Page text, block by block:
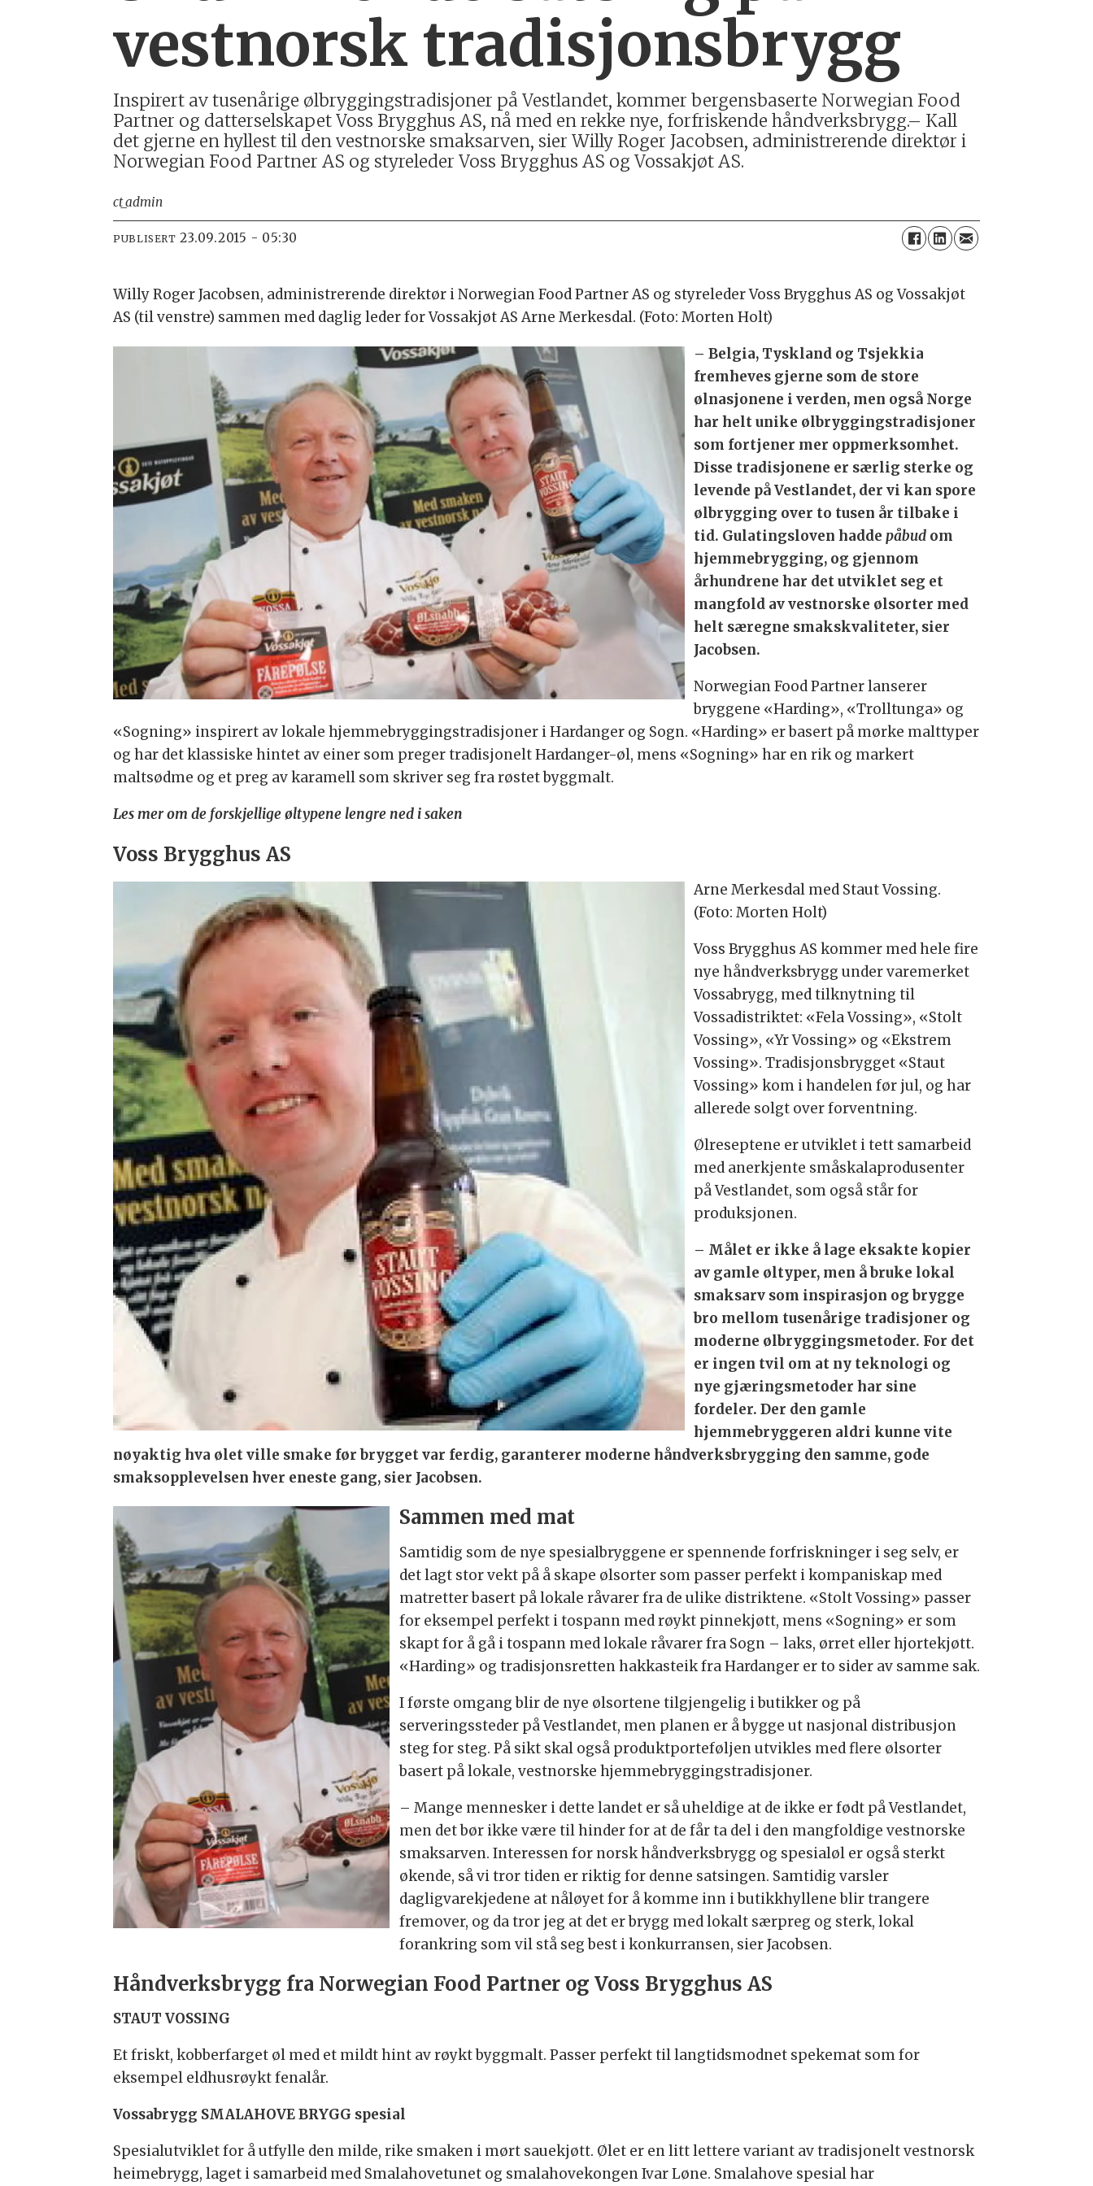
vestnorsk tradisjonsbrygg
Inspirert av tusenårige ølbryggingstradisjoner på Vestlandet, kommer bergensbaserte Norwegian Food
Partner og datterselskapet Voss Brygghus AS, nå med en rekke nye, forfriskende håndverksbrygg.– Kall
det gjerne en hyllest til den vestnorske smaksarven, sier Willy Roger Jacobsen, administrerende direktør i
Norwegian Food Partner AS og styreleder Voss Brygghus AS og Vossakjøt AS.
ct_admin
PUBLISERT 23.09.2015 - 05:30
Willy Roger Jacobsen, administrerende direktør i Norwegian Food Partner AS og styreleder Voss Brygghus AS og Vossakjøt
AS (til venstre) sammen med daglig leder for Vossakjøt AS Arne Merkesdal. (Foto: Morten Holt)
– Belgia, Tyskland og Tsjekkia
fremheves gjerne som de store
ølnasjonene i verden, men også Norge
har helt unike ølbryggingstradisjoner
som fortjener mer oppmerksomhet.
Disse tradisjonene er særlig sterke og
levende på Vestlandet, der vi kan spore
ølbrygging over to tusen år tilbake i
tid. Gulatingsloven haddepåbud om
hjemmebrygging, og gjennom
århundrene har det utviklet seg et
mangfold av vestnorske ølsorter med
helt særegne smakskvaliteter, sier
Jacobsen.
Norwegian Food Partner lanserer
bryggene «Harding», «Trolltunga» og
«Sogning» inspirert av lokale hjemmebryggingstradisjoner i Hardanger og Sogn. «Harding» er basert på mørke malttyper
og har det klassiske hintet av einer som preger tradisjonelt Hardanger-øl, mens «Sogning» har en rik og markert
maltsødme og et preg av karamell som skriver seg fra røstet byggmalt.
Les mer om de forskjellige øltypene lengre ned i saken
Voss Brygghus AS
Arne Merkesdal med Staut Vossing.
(Foto: Morten Holt)
Voss Brygghus AS kommer med hele fire
nye håndverksbrygg under varemerket
Vossabrygg, med tilknytning til
Vossadistriktet: «Fela Vossing», «Stolt
Vossing», «Yr Vossing» og «Ekstrem
Vossing». Tradisjonsbrygget «Staut
Vossing» kom i handelen før jul, og har
allerede solgt over forventning.
Ølreseptene er utviklet i tett samarbeid
med anerkjente småskalaprodusenter
på Vestlandet, som også står for
produksjonen.
– Målet er ikke å lage eksakte kopier
av gamle øltyper, men å bruke lokal
smaksarv som inspirasjon og brygge
bro mellom tusenårige tradisjoner og
moderne ølbryggingsmetoder. For det
er ingen tvil om at ny teknologi og
nye gjæringsmetoder har sine
fordeler. Der den gamle
hjemmebryggeren aldri kunne vite
nøyaktig hva ølet ville smake før brygget var ferdig, garanterer moderne håndverksbrygging den samme, gode
smaksopplevelsen hver eneste gang, sier Jacobsen.
Sammen med mat
Samtidig som de nye spesialbryggene er spennende forfriskninger i seg selv, er
det lagt stor vekt på å skape ølsorter som passer perfekt i kompaniskap med
matretter basert på lokale råvarer fra de ulike distriktene. «Stolt Vossing» passer
for eksempel perfekt i tospann med røykt pinnekjøtt, mens «Sogning» er som
skapt for å gå i tospann med lokale råvarer fra Sogn – laks, ørret eller hjortekjøtt.
«Harding» og tradisjonsretten hakkasteik fra Hardanger er to sider av samme sak.
I første omgang blir de nye ølsortene tilgjengelig i butikker og på
serveringssteder på Vestlandet, men planen er å bygge ut nasjonal distribusjon
steg for steg. På sikt skal også produktporteføljen utvikles med flere ølsorter
basert på lokale, vestnorske hjemmebryggingstradisjoner.
– Mange mennesker i dette landet er så uheldige at de ikke er født på Vestlandet,
men det bør ikke være til hinder for at de får ta del i den mangfoldige vestnorske
smaksarven. Interessen for norsk håndverksbrygg og spesialøl er også sterkt
økende, så vi tror tiden er riktig for denne satsingen. Samtidig varsler
dagligvarekjedene at nåløyet for å komme inn i butikkhyllene blir trangere
fremover, og da tror jeg at det er brygg med lokalt særpreg og sterk, lokal
forankring som vil stå seg best i konkurransen, sier Jacobsen.
Håndverksbrygg fra Norwegian Food Partner og Voss Brygghus AS
STAUT VOSSING
Et friskt, kobberfarget øl med et mildt hint av røykt byggmalt. Passer perfekt til langtidsmodnet spekemat som for
eksempel eldhusrøykt fenalår.
Vossabrygg SMALAHOVE BRYGG spesial
Spesialutviklet for å utfylle den milde, rike smaken i mørt sauekjøtt. Ølet er en litt lettere variant av tradisjonelt vestnorsk
heimebrygg, laget i samarbeid med Smalahovetunet og smalahovekongen Ivar Løne. Smalahove spesial har